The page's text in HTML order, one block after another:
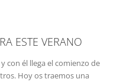
ESTE VERANO
con él llega el comienzo de
Hoy os traemos una